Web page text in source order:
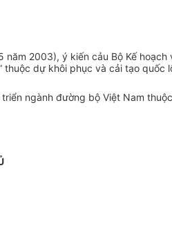
2003), ý kiến cảu Bộ Kế
dự khôi phục và cải tạo
ngành đường bộ Việt Nam